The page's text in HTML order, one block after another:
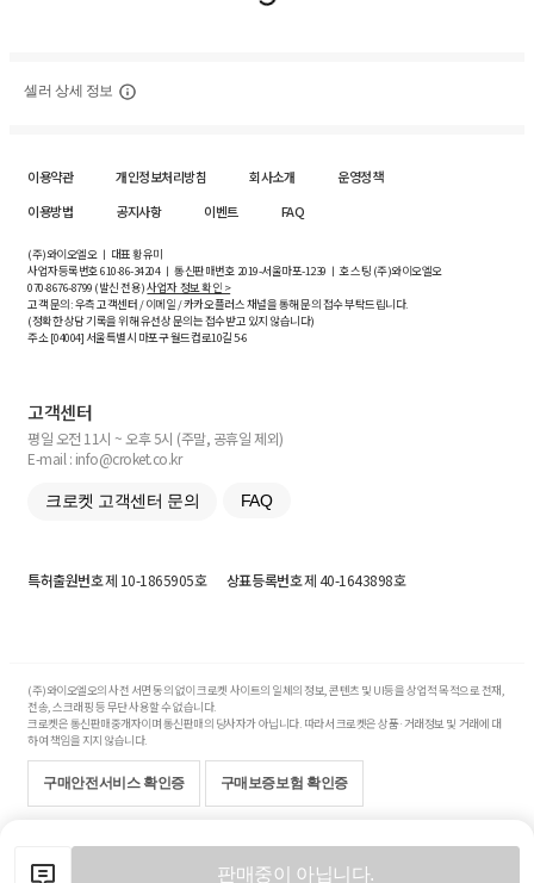
판매중이 아닙니다.
셀러 상세 정보
이용약관 개인정보처리방침 회사소개
운영정책
이용방법
공지사항 이벤트 FAQ
(주)와이오엘오 ㅣ 대표 황유미
사업자등록번호610-86-34204ㅣ 통신판매번호 2019-서울마포-1239 ㅣ 호스팅 (주)와이오엘오
070-8676-8799 (발신 전용)사업자 정보 확인 >
고객 문의: 우측 고객센터 / 이메일 / 카카오플러스 채널을 통해 문의 접수 부탁드립니다.
(정확한 상담 기록을 위해 유선상 문의는 접수받고 있지 않습니다)
주소 [04004] 서울특별시 마포구 월드컵로10길5-6
고객센터
평일 오전 11시 ~ 오후 5시 (주말, 공휴일 제외)
E-mail : info@croket.co.kr
크로켓 고객센터 문의 FAQ
특허출원번호제 10-1865905호 상표등록번호제 40-1643898호
(주)와이오엘오의 사전 서면 동의 없이 크로켓 사이트의 일체의 정보, 콘텐츠 및 UI등을 상업적 목적으로 전재,
전송, 스크래핑 등 무단 사용할 수 없습니다.
크로켓은 통신판매중개자이며 통신판매의 당사자가 아닙니다. 따라서 크로켓은 상품·거래정보 및 거래에 대
하여 책임을 지지 않습니다.
구매안전서비스 확인증 구매보증보험 확인증